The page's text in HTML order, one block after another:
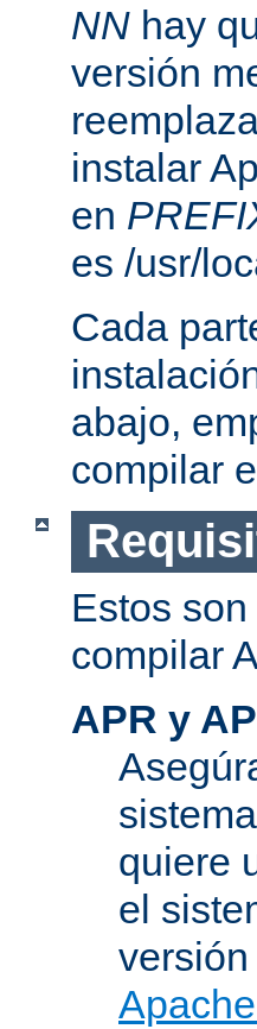
NN hay
versión
instalar
en
es /usr/
Cada
abajo,
compilar
Estos
compilar
APR y
quiere
el